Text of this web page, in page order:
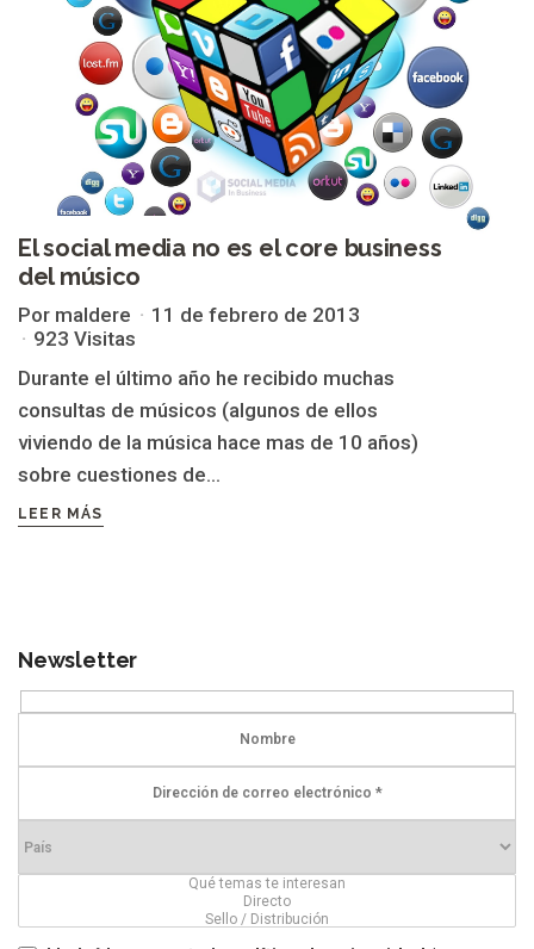
El social media no es el core business
del músico
Por maldere
11 de febrero de 2013
923 Visitas
Durante el último año he recibido muchas
consultas de músicos (algunos de ellos
viviendo de la música hace mas de 10 años)
sobre cuestiones de...
LEER MÁS
Newsletter